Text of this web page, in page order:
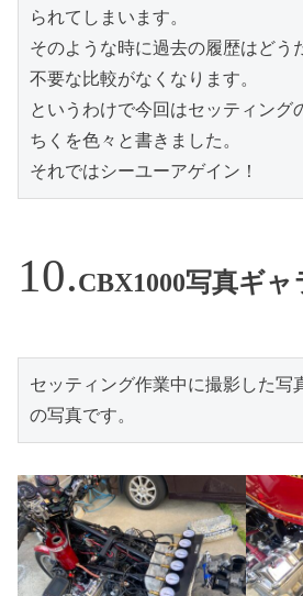
られてしまいます。
そのような時に過去の履歴はどう
不要な比較がなくなります。
というわけで今回はセッティング
ちくを色々と書きました。
それではシーユーアゲイン！
CBX1000写真ギャ
セッティング作業中に撮影した写
の写真です。